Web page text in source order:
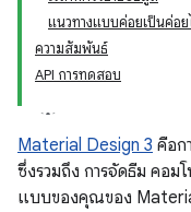
แนวทางแบบค่อยเป็นค่อย
ความสัมพันธ์
API การทดสอบ
Material Design 3 คือก
ซึ่งรวมถึง การจัดธีม คอ
แบบของคุณของ